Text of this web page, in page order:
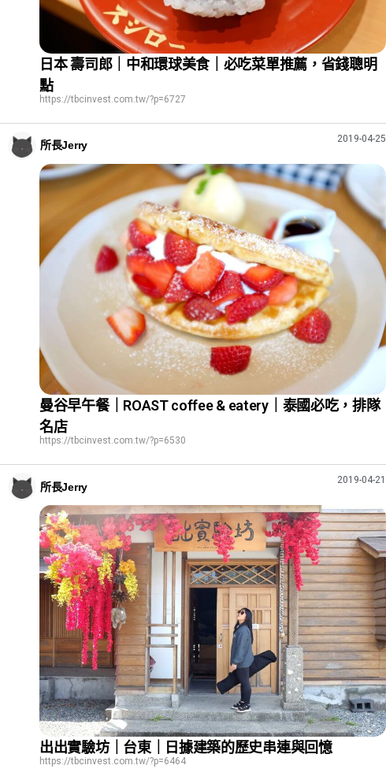
日本 壽司郎｜中和環球美食｜必吃菜單推薦，省錢聰明
點
https://tbcinvest.com.tw/?p=6727
所長Jerry
2019-04-25
曼谷早午餐｜ROAST coffee & eatery｜泰國必吃，排隊
名店
https://tbcinvest.com.tw/?p=6530
所長Jerry
2019-04-21
出出實驗坊｜台東｜日據建築的歷史串連與回憶
https://tbcinvest.com.tw/?p=6464